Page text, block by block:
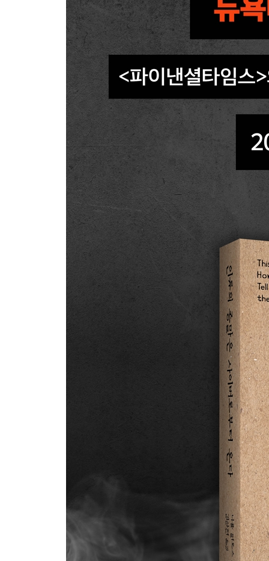
4부. 용병들
11장. 쿠르드인
12장. 추잡한 비즈니스
13장. 용병들
5부. 저항
14장. 오로라
15장. 포상금 사냥꾼들
16장. 암흑 속으로
6부. 토네이도
17장. 사이버 가우초들
18장. 퍼펙트 스톰
19장. 전력망